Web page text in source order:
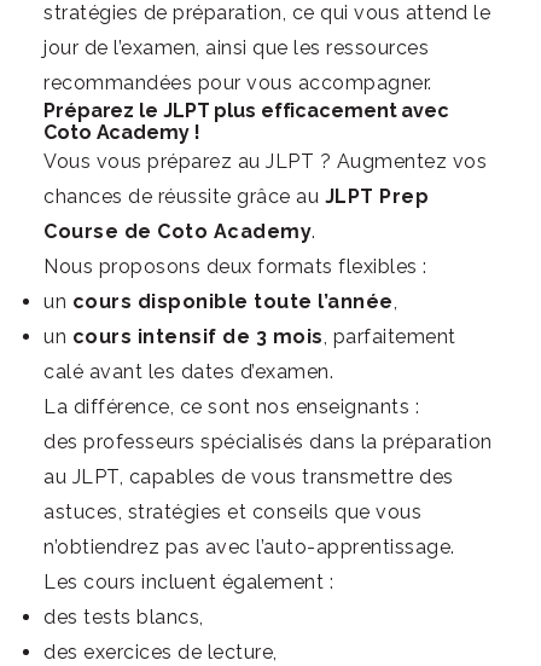
stratégies de préparation, ce qui vous attend le
jour de l’examen, ainsi que les ressources
recommandées pour vous accompagner.
Préparez le JLPT plus efficacement avec
Coto Academy !
Vous vous préparez au JLPT ? Augmentez vos
chances de réussite grâce au JLPT Prep
Course de Coto Academy.
Nous proposons deux formats flexibles :
un cours disponible toute l’année,
un cours intensif de 3 mois, parfaitement
calé avant les dates d’examen.
La différence, ce sont nos enseignants :
des professeurs spécialisés dans la préparation
au JLPT, capables de vous transmettre des
astuces, stratégies et conseils que vous
n’obtiendrez pas avec l’auto-apprentissage.
Les cours incluent également :
des tests blancs,
des exercices de lecture,